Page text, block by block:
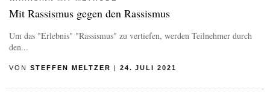
Mit Rassismus gegen den Rassismus
Um das "Erlebnis" "Rassismus" zu vertiefen, werden Teilnehmer durch
den...
VON STEFFEN MELTZER | 24. JULI 2021